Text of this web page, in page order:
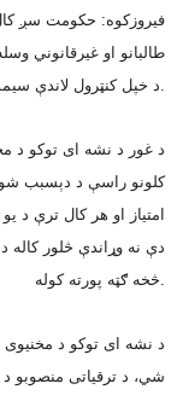
فيروزکوه: حکومت سږ
طالبانو او غيرقانوني
د خپل کنټرول لاندې سيمو کښې د افيمو فصل ختم کړي.
د غور د نشه اى توکو د
کلونو راسې د دېسبب
امتياز او هر کال ترې
دې نه وړاندې څلور کاله
څخه ګټه پورته کوله.
د نشه اى توکو د
شي، د ترقياتى منصوبو